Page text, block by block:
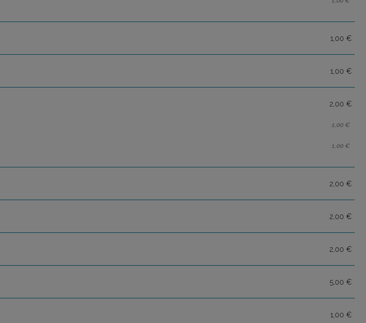
1,00 €
1,00 €
2,00 €
1,00 €
1,00 €
2,00 €
2,00 €
2,00 €
5,00 €
1,00 €